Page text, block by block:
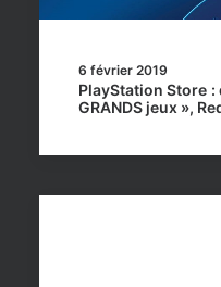
6 février 2019
PlayStation Store
GRANDS jeux »,